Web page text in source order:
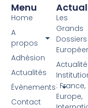
Les
Grands
Dossiers
Actualité
: France,
Europe,
Menu
Home
A
propos
Adhésion
Actualités
Évènements
Contact